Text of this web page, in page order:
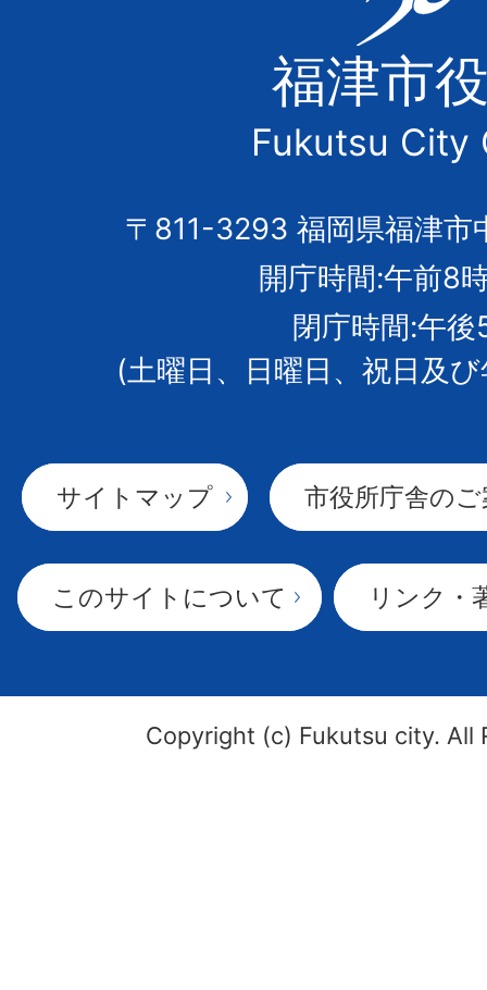
津
市
の
市
章
福津市
Fukutsu City
〒811-3293 福岡県福津市
開庁時間:午前8
閉庁時間:午後
(土曜日、日曜日、祝日及
サイトマップ 市役所庁舎の
このサイトについて リンク・
Copyright (c) Fukutsu city. All